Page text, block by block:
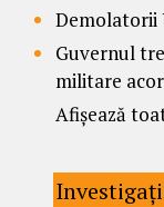
Demolatorii
Guvernul
militare
Afișează